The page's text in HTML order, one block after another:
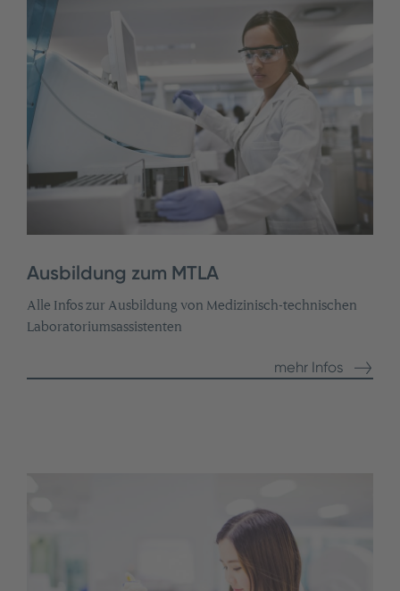
Ausbildung zum MTLA
Alle Infos zur Ausbildung von Medizinisch-technischen
Laboratoriumsassistenten
mehr Infos